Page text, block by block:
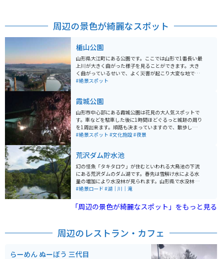
周辺の景色が綺麗なスポット
楯山公園
山形県大江町にある公園です。ここでは山形で1番長い最
上川が大きく曲がった様子を見ることができます。大き
く曲がっているせいで、よく災害が起こり大変な地です
が、それでもきれいに流れる様子、町全体で守っている
#絶景スポット
霞城公園
山形市中心部にある霞城公園は花見の大人気スポットで
す。車などを駐車した後に1時間ほどぐるっと城跡の周り
を1周出来ます。順路も決まっていますので、散歩しなが
ら花見をすることが出来ます。 30分ほど歩いた後は開け
で、混雑を避けたい方には平日の昼間に行く事をオスス
メします。
#絶景スポット #文化施設#夜景
荒沢ダム貯水池
幻の怪魚「タキタロウ」が住むといわれる大鳥池の下流
にある荒沢ダムのダム湖です。春先は雪解け水による水
量の増加により水没林が見られます。山形県で水没林と
いえば飯豊町の白川湖が有名ですが、庄内地方の山中に
車・バイクでも登れるようになります。
#絶景ロード #湖｜川｜滝
「周辺の景色が綺麗なスポット」をもっと見る
周辺のレストラン・カフェ
らーめん ぬーぼう 三代目